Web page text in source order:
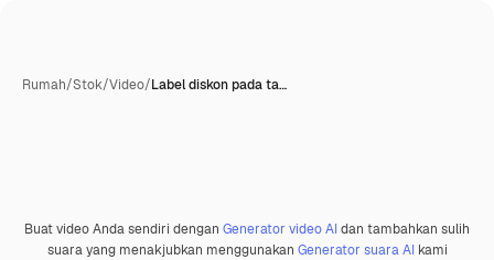
Rumah/Stok/Video/Label diskon pada ta…
PremiumDihasilkan oleh AI
Buat video Anda sendiri dengan Generator video AIdan tambahkan sulih
suara yang menakjubkan menggunakan Generator suara AIkami